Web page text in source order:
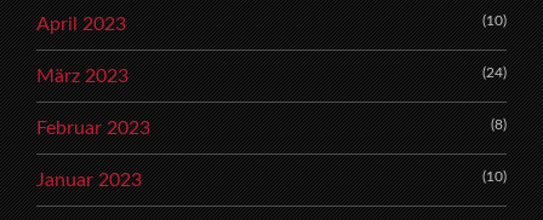
April 2023 (10)
März 2023 (24)
Februar 2023 (8)
Januar 2023 (10)